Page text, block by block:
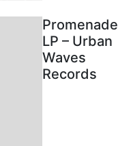
Promenade
LP – Urban
Waves
Records